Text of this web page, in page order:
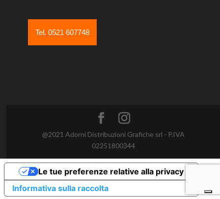
Tel. 0521 607748
@2021 Adorni Distribuzioni Grafiche srl - P.IVA
02251800344
Informativa sulla raccolta
Le tue preferenze relative alla privacy